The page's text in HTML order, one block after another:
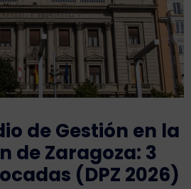
de Gestión en la
de Zaragoza: 3
(DPZ 2026)